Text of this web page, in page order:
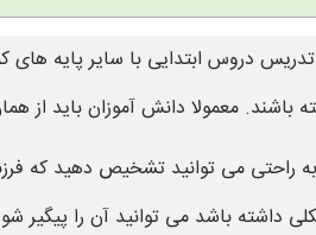
دروس ابتدایی با سایر پایه
باشند. معمولا دانش آموزان باید از
راحتی می توانید تشخیص دهید که
باشد می توانید آن را پیگیر